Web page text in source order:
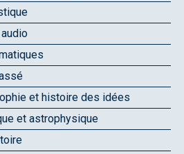
et histoire des idées
et astrophysique